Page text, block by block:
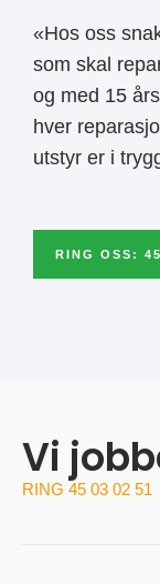
«Hos oss
som skal
og med 15
hver
utstyr er i
RING OSS:
Vi
RING 45 03 02 51